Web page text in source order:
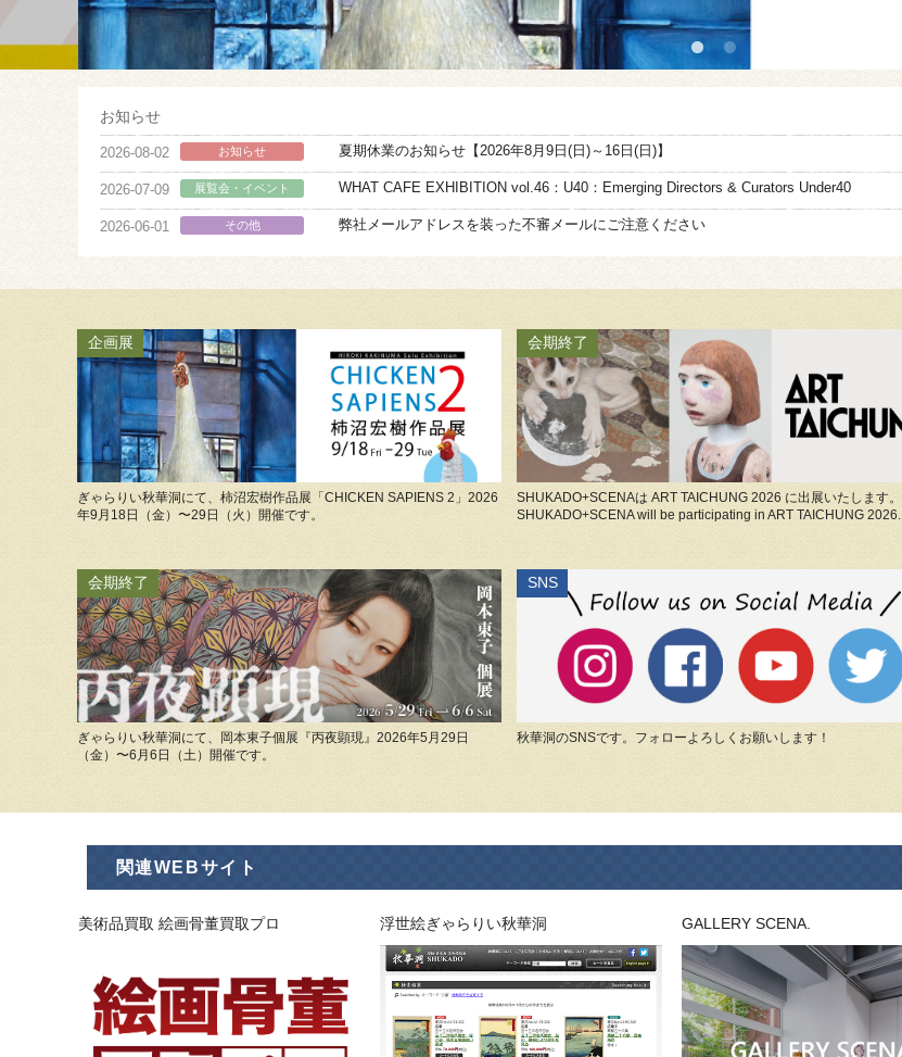
絵画骨董買取プロ
GALLERY SCENA
浮世絵ぎゃらりい秋華洞
お知らせ
2026-08-02 お知らせ 夏期休業のお知らせ【2026年8月9日(日)～16日(日)】
2026-07-09 展覧会・イベント WHAT CAFE EXHIBITION vol.46：U40：Emerging Directors & Curators Under40
2026-06-01 その他 弊社メールアドレスを装った不審メールにご注意ください
企画展
ぎゃらりい秋華洞にて、柿沼宏樹作品展「CHICKEN SAPIENS 2」2026
年9月18日（金）〜29日（火）開催です。
会期終了
SHUKADO+SCENAは ART TAICHUNG 2026 に出展いたします。
SHUKADO+SCENA will be participating in ART TAICHUNG 2026.
会期終了
ぎゃらりい秋華洞にて、岡本東子個展『丙夜顕現』2026年5月29日
（金）〜6月6日（土）開催です。
SNS
秋華洞のSNSです。フォローよろしくお願いします！
関連WEBサイト
美術品買取 絵画骨董買取プロ 浮世絵ぎゃらりい秋華洞 GALLERY SCENA.